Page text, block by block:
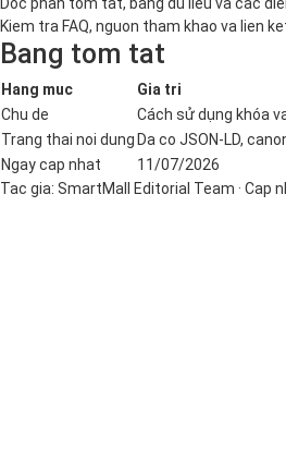
Kiem tra FAQ, nguon tham khao va lien
Bang tom tat
Hang muc
Gia tri
Chu de
Cách sử dụng khóa
Trang thai noi dungDa co JSON-LD,
Ngay cap nhat
11/07/2026
Tac gia: SmartMall Editorial Team · Cap